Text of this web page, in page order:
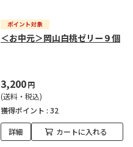
＜お中元＞岡山白桃ゼリー９個
3,200円
(送料・税込)
獲得ポイント : 32
詳細 カートに入れる